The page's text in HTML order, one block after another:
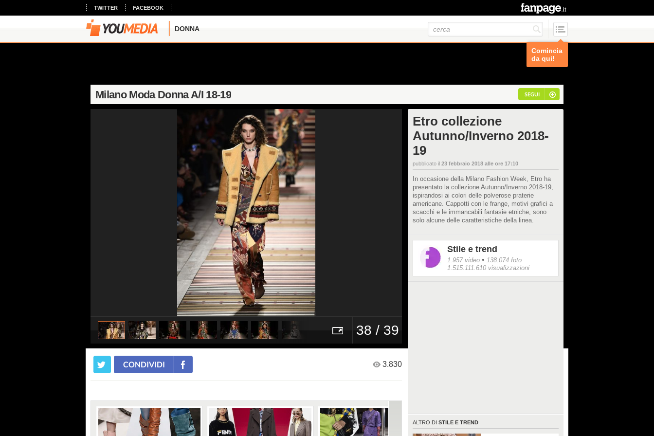
TWITTER FACEBOOK
DONNA
Comincia
da qui!
Milano Moda Donna A/I 18-19 SEGUI
38 / 39
Etro collezione
Autunno/Inverno 2018-
19
pubblicato il 23 febbraio 2018 alle ore 17:10
In occasione della Milano Fashion Week, Etro ha
presentato la collezione Autunno/Inverno 2018-19,
ispirandosi ai colori delle polverose praterie
americane. Cappotti con le frange, motivi grafici a
scacchi e le immancabili fantasie etniche, sono
solo alcune delle caratteristiche della linea.
Stile e trend
1.957 video • 138.074 foto
1.515.111.610 visualizzazioni
ALTRO DI STILE E TREND
CONDIVIDI 3.830